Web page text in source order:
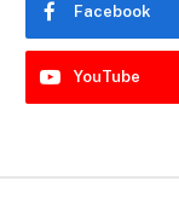
Facebook
YouTube